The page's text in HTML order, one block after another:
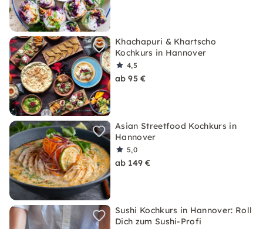
Khachapuri & Khartscho
Kochkurs in Hannover
4,5
ab 95 €
Asian Streetfood Kochkurs in
Hannover
5,0
ab 149 €
Sushi Kochkurs in Hannover: Roll
Dich zum Sushi-Profi